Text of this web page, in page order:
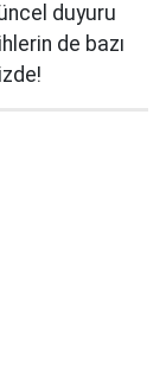
duyuru
de bazı